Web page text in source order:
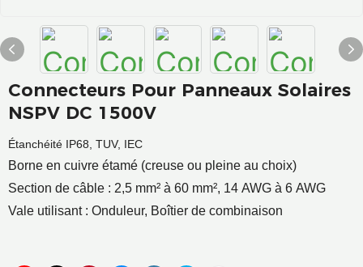
Connecteurs Pour Panneaux Solaires
NSPV DC 1500V
Étanchéité IP68, TUV, IEC
Borne en cuivre étamé (creuse ou pleine au choix)
Section de câble : 2,5 mm² à 60 mm², 14 AWG à 6 AWG
Vale utilisant : Onduleur, Boîtier de combinaison